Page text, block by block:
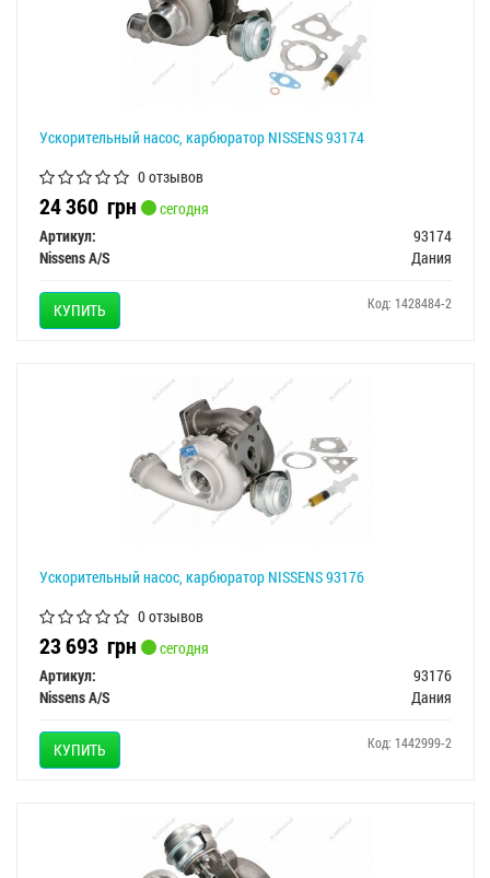
Ускорительный насос, карбюратор NISSENS 93174
0 отзывов
24 360 грн
сегодня
Артикул:
93174
Nissens A/S
Дания
КУПИТЬ Код: 1428484-2
Ускорительный насос, карбюратор NISSENS 93176
0 отзывов
23 693 грн
сегодня
Артикул:
93176
Nissens A/S
Дания
КУПИТЬ Код: 1442999-2